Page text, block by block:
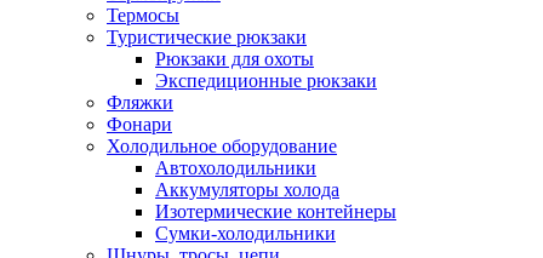
Термосы
Туристические рюкзаки
Рюкзаки для охоты
Экспедиционные рюкзаки
Фляжки
Фонари
Холодильное оборудование
Автохолодильники
Аккумуляторы холода
Изотермические контейнеры
Сумки-холодильники